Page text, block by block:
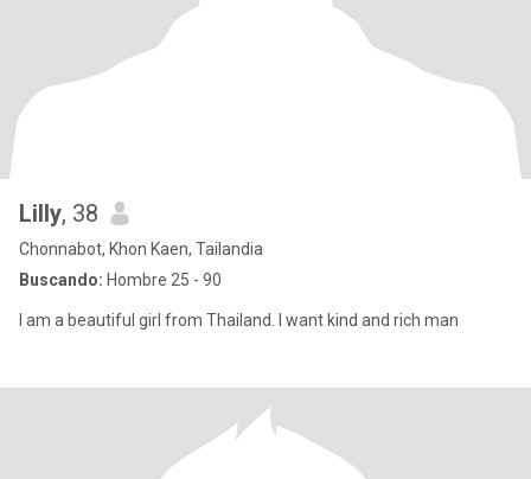
Lilly, 38
Chonnabot, Khon Kaen, Tailandia
Buscando: Hombre 25 - 90
I am a beautiful girl from Thailand. I want kind and rich man